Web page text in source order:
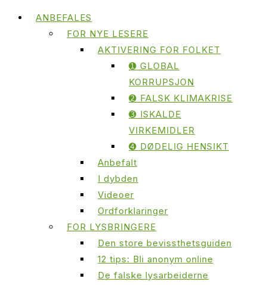
ANBEFALES
FOR NYE LESERE
AKTIVERING FOR FOLKET
➊ GLOBAL
KORRUPSJON
➋ FALSK KLIMAKRISE
➌ ISKALDE
VIRKEMIDLER
➍ DØDELIG HENSIKT
Anbefalt
I dybden
Videoer
Ordforklaringer
FOR LYSBRINGERE
Den store bevissthetsguiden
12 tips: Bli anonym online
De falske lysarbeiderne